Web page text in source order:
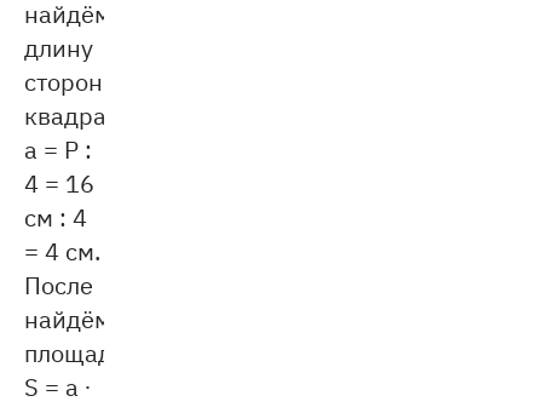
найдём
длину
стороны
квадрата:
a = P :
4 = 16
см : 4
= 4 см.
После
найдём
площадь:
S = a ∙